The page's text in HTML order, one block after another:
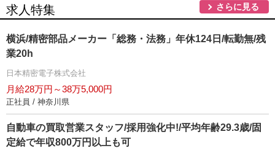
求人特集 さらに見る
横浜/精密部品メーカー「総務・法務」年休124日/転勤無/残
業20h
日本精密電子株式会社
月給28万円～38万5,000円
正社員 / 神奈川県
自動車の買取営業スタッフ/採用強化中!/平均年齢29.3歳/固
定給で年収800万円以上も可